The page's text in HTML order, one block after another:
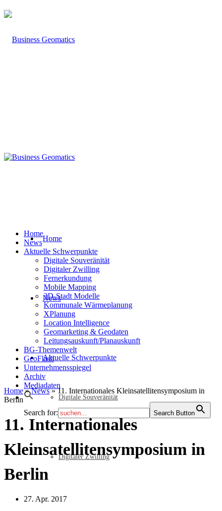
Home
News
Aktuelle Schwerpunkte
Digitale Souveränität
Digitaler Zwilling
Home
News
Aktuelle Schwerpunkte
Digitale Souveränität
Digitaler Zwilling
Fernerkundung
Mobile Mapping
3D-Stadt Modelle
Kommunale Wärmeplanung
XPlanung
Location Intelligence
Geomarketing & Geodaten
Leitungsauskunft/Planauskunft
BG-Themenwelt
GeoFlash
Unternehmensspiegel
Archiv
Mediadaten
Search for: Search Button
Home»News»11. Internationales Kleinsatellitensymposium in
Berlin
11. Internationales
Kleinsatellitensymposium in
Berlin
27. Apr. 2017